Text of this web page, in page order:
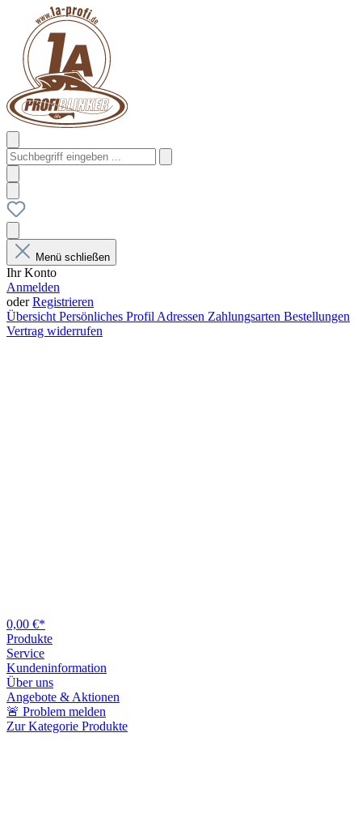
Menü schließen
Ihr Konto
Anmelden
oderRegistrieren
Übersicht Persönliches Profil Adressen Zahlungsarten Bestellungen
Vertrag widerrufen
0,00 €*
Produkte
Service
Kundeninformation
Über uns
Angebote & Aktionen
🚨 Problem melden
Zur Kategorie Produkte